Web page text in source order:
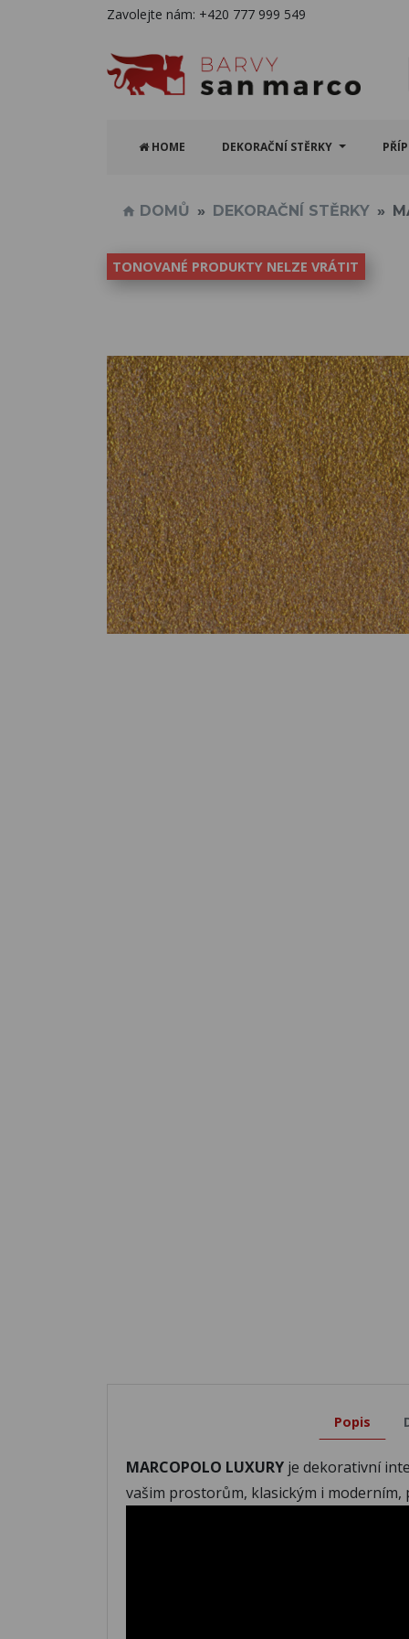
Zavolejte nám: +420 777 999 549
HOME DEKORAČNÍ STĚRKY
DOMŮ DEKORAČNÍ STĚRKY
TONOVANÉ PRODUKTY NELZE VRÁTIT
Popis
MARCOPOLO LUXURY je dekorativní
vašim prostorům, klasickým i moderním,